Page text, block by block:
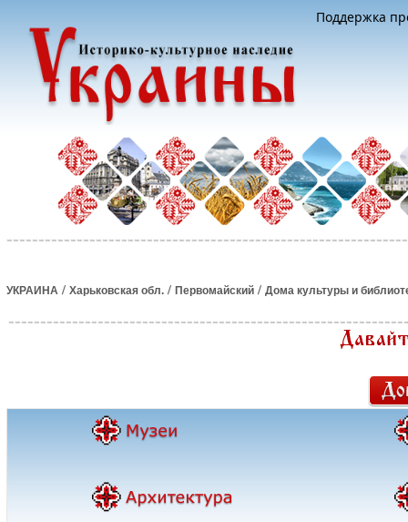
Поддержка
УКРАИНА / Харьковская обл. / Первомайский / Дома культуры и